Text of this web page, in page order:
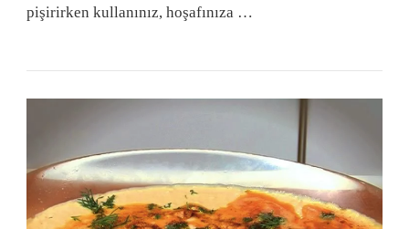
pişirirken kullanınız, hoşafınıza …